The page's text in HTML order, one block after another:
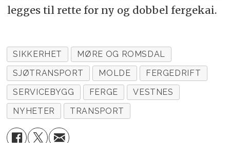
legges til rette for ny og dobbel fergekai.
SIKKERHET
MØRE OG ROMSDAL
SJØTRANSPORT
MOLDE
FERGEDRIFT
SERVICEBYGG
FERGE
VESTNES
NYHETER
TRANSPORT